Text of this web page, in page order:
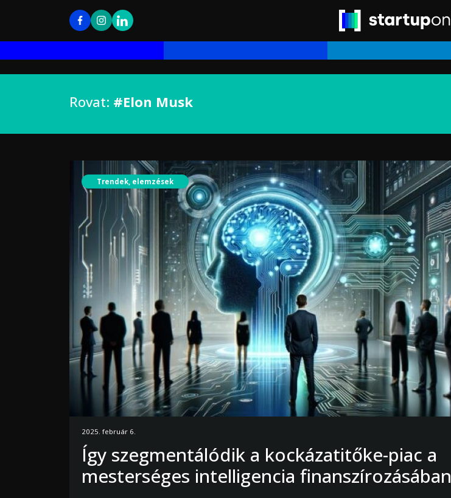
Rovat: #Elon Musk
Trendek, elemzések
2025. február 6.
Így szegmentálódik a kockázatitőke-piac a
mesterséges intelligencia finanszírozásában